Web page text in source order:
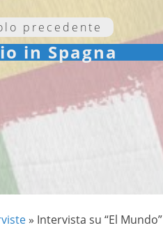
precedente
in Spagna
» Intervista su “El Mundo”